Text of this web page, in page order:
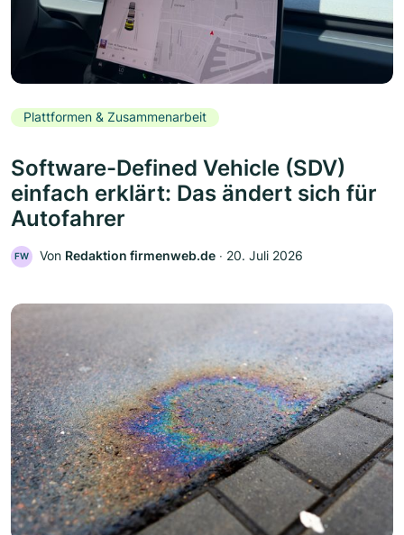
Plattformen & Zusammenarbeit
Software-Defined Vehicle (SDV)
einfach erklärt: Das ändert sich für
Autofahrer
FW Von Redaktion firmenweb.de ‧ 20. Juli 2026